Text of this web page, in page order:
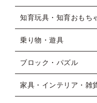
知育玩具・知育おもち
乗り物・遊具
ブロック・パズル
家具・インテリア・雑